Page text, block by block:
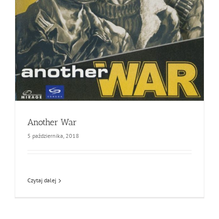
Another War
5 października, 2018
Czytaj dalej